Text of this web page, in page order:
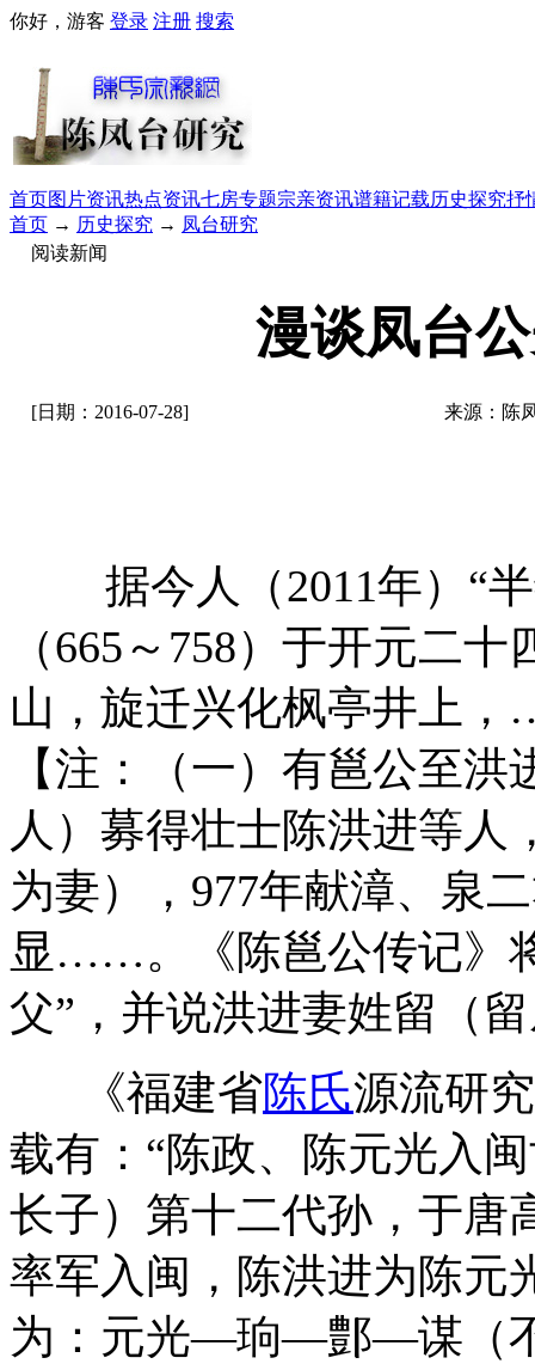
你好，游客 登录 注册 搜索
首页图片资讯热点资讯七房专题宗亲资讯谱籍记载历史探究抒
首页 → 历史探究 → 凤台研究
阅读新闻
漫谈凤台
[日期：2016-07-28] 来源：陈
据今人（2011年）“
（665～ 758）于开元二十
山，旋迁兴化枫亭井上
【注：（一）有邕公至
人）募得壮士陈洪进等人
为妻）， 977年献漳、泉
显……。《陈邕公传记》
父”，并说洪进妻姓留（
《福建省陈氏源流研
载有：“陈政、陈元光入
长子）第十二代孙，于唐
率军入闽，陈洪进为陈元
为：元光—珦—鄷—谋